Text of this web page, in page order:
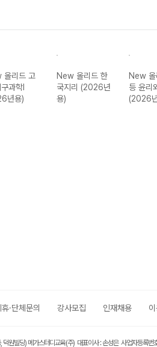
올리드 고
과학I
년용)
New 올리드 한
국지리 (2026년
용)
New 올
등 윤리
(2026
·단체문의 강사모집 인재채용
덕원빌딩) 메가스터디교육(주) 대표이사 : 손성은 사업자등